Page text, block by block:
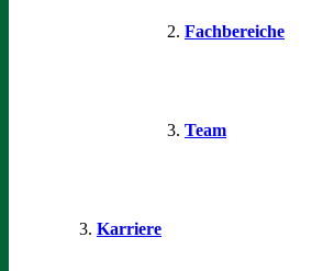
Fachbereiche
Team
Karriere